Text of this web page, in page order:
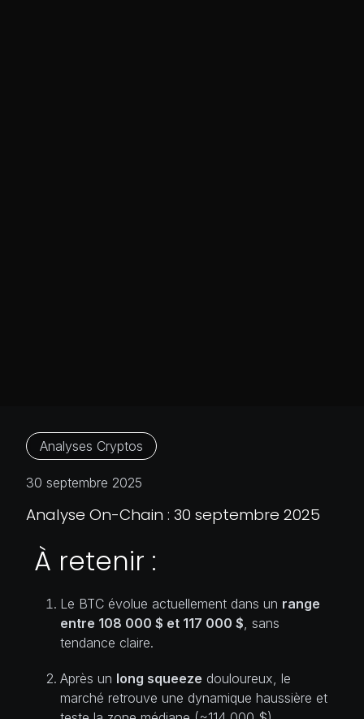
Analyses Cryptos
30 septembre 2025
Analyse On-Chain : 30 septembre 2025
À retenir :
Le BTC évolue actuellement dans un range
entre 108 000 $ et 117 000 $, sans
tendance claire.
Après un long squeeze douloureux, le
marché retrouve une dynamique haussière et